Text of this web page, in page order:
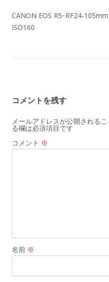
CANON EOS R5･RF24-
ISO160
コメントを残す
メールアドレスが公開されるこ
る欄は必須項目です
コメント ※
名前 ※